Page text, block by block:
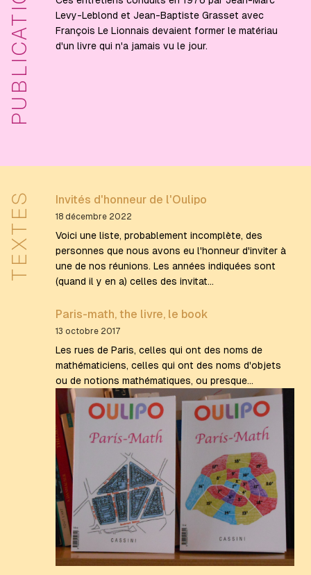
PUBLICATIONS
Levy-Leblond et Jean-Baptiste Grasset avec
François Le Lionnais devaient former le matériau
d'un livre qui n'a jamais vu le jour.
TEXTES Invités d'honneur de l'Oulipo
18 décembre 2022
Voici une liste, probablement incomplète, des
personnes que nous avons eu l'honneur d'inviter à
une de nos réunions. Les années indiquées sont
(quand il y en a) celles des invitat…
Paris-math, the livre, le book
13 octobre 2017
Les rues de Paris, celles qui ont des noms de
mathématiciens, celles qui ont des noms d'objets
ou de notions mathématiques, ou presque...